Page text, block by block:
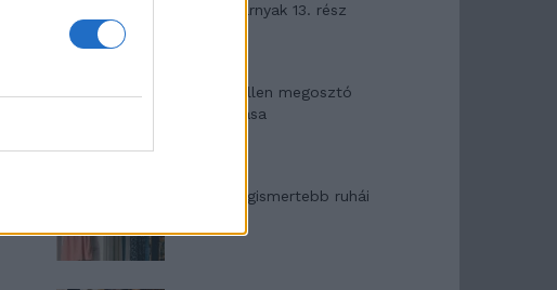
örökölt árnyak 13. rész
Woody Allen megosztó
zsenialitása
A világ legismertebb ruhái